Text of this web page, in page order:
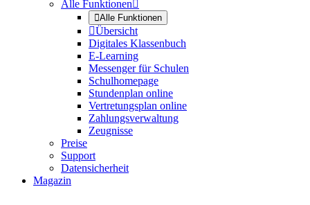
Alle Funktionen
Alle Funktionen
Übersicht
Digitales Klassenbuch
E-Learning
Messenger für Schulen
Schulhomepage
Stundenplan online
Vertretungsplan online
Zahlungsverwaltung
Zeugnisse
Preise
Support
Datensicherheit
Magazin